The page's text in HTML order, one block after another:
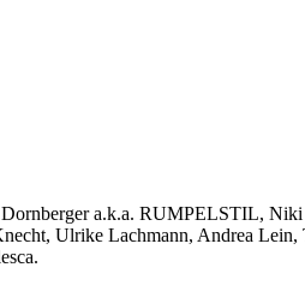
a.k.a. RUMPELSTIL,
Ulrike Lachmann, Andrea